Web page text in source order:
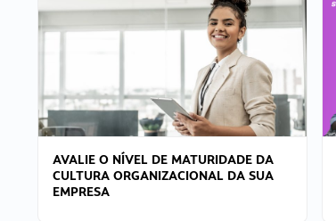
AVALIE O NÍVEL DE MATURIDADE DA
CULTURA ORGANIZACIONAL DA SUA
EMPRESA